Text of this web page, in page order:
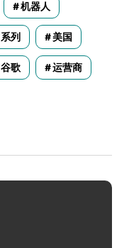
机器人
系列 美国
谷歌 运营商